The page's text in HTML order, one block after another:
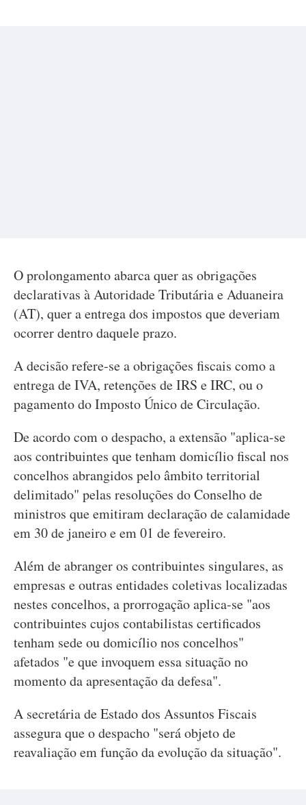
O prolongamento abarca quer as obrigações
declarativas à Autoridade Tributária e Aduaneira
(AT), quer a entrega dos impostos que deveriam
ocorrer dentro daquele prazo.
A decisão refere-se a obrigações fiscais como a
entrega de IVA, retenções de IRS e IRC, ou o
pagamento do Imposto Único de Circulação.
De acordo com o despacho, a extensão "aplica-se
aos contribuintes que tenham domicílio fiscal nos
concelhos abrangidos pelo âmbito territorial
delimitado" pelas resoluções do Conselho de
ministros que emitiram declaração de calamidade
em 30 de janeiro e em 01 de fevereiro.
Além de abranger os contribuintes singulares, as
empresas e outras entidades coletivas localizadas
nestes concelhos, a prorrogação aplica-se "aos
contribuintes cujos contabilistas certificados
tenham sede ou domicílio nos concelhos"
afetados "e que invoquem essa situação no
momento da apresentação da defesa".
A secretária de Estado dos Assuntos Fiscais
assegura que o despacho "será objeto de
reavaliação em função da evolução da situação".